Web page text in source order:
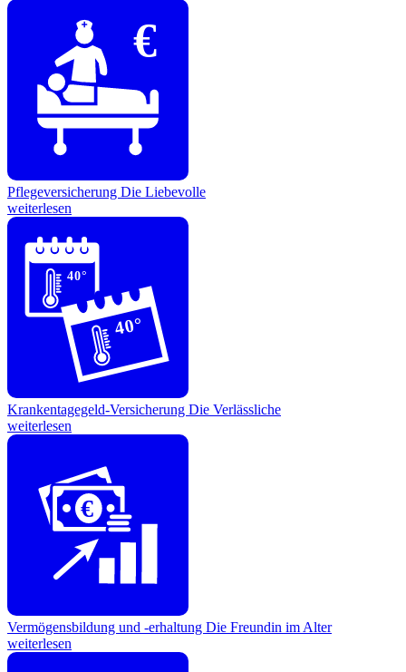
€
Pflegeversicherung Die Liebevolle
weiterlesen
40°
40°
Krankentagegeld-Versicherung Die Verlässliche
weiterlesen
€
Vermögensbildung und -erhaltung Die Freundin im Alter
weiterlesen